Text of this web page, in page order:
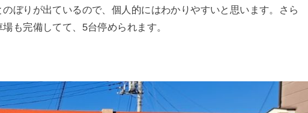
ぼりが出ているので、個人的にはわかりやすいと思います。さら
も完備してて、5台停められます。